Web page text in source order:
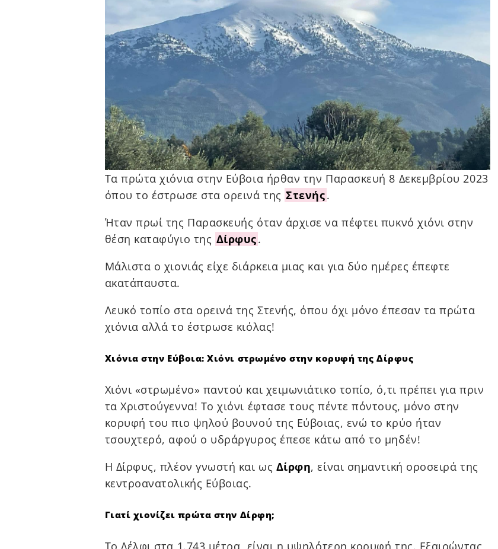
Τα πρώτα χιόνια στην Εύβοια ήρθαν την Παρασκευή 8 Δεκεμβρίου 2023
όπου το έστρωσε στα ορεινά της Στενής.
Ήταν πρωί της Παρασκευής όταν άρχισε να πέφτει πυκνό χιόνι στην
θέση καταφύγιο της Δίρφυς.
Μάλιστα ο χιονιάς είχε διάρκεια μιας και για δύο ημέρες έπεφτε
ακατάπαυστα.
Λευκό τοπίο στα ορεινά της Στενής, όπου όχι μόνο έπεσαν τα πρώτα
χιόνια αλλά το έστρωσε κιόλας!
Χιόνια στην Εύβοια: Χιόνι στρωμένο στην κορυφή της Δίρφυς
Χιόνι «στρωμένο» παντού και χειμωνιάτικο τοπίο, ό,τι πρέπει για πριν
τα Χριστούγεννα! Το χιόνι έφτασε τους πέντε πόντους, μόνο στην
κορυφή του πιο ψηλού βουνού της Εύβοιας, ενώ το κρύο ήταν
τσουχτερό, αφού ο υδράργυρος έπεσε κάτω από το μηδέν!
Η Δίρφυς, πλέον γνωστή και ως Δίρφη, είναι σημαντική οροσειρά της
κεντροανατολικής Εύβοιας.
Γιατί χιονίζει πρώτα στην Δίρφη;
Το Δέλφι στα 1.743 μέτρα, είναι η υψηλότερη κορυφή της. Εξαιρώντας